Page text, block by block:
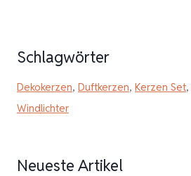
Schlagwörter
Dekokerzen, Duftkerzen, Kerzen Set,
Windlichter
Neueste Artikel